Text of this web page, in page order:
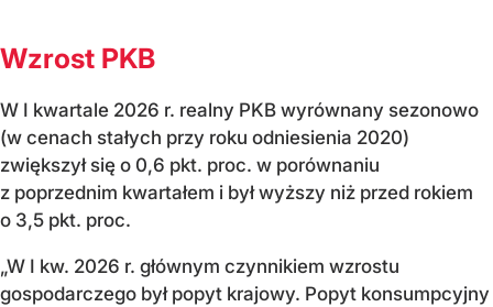
Wzrost PKB
W I kwartale 2026 r. realny PKB wyrównany sezonowo
(w cenach stałych przy roku odniesienia 2020)
zwiększył się o 0,6 pkt. proc. w porównaniu
z poprzednim kwartałem i był wyższy niż przed rokiem
o 3,5 pkt. proc.
„W I kw. 2026 r. głównym czynnikiem wzrostu
gospodarczego był popyt krajowy. Popyt konsumpcyjny